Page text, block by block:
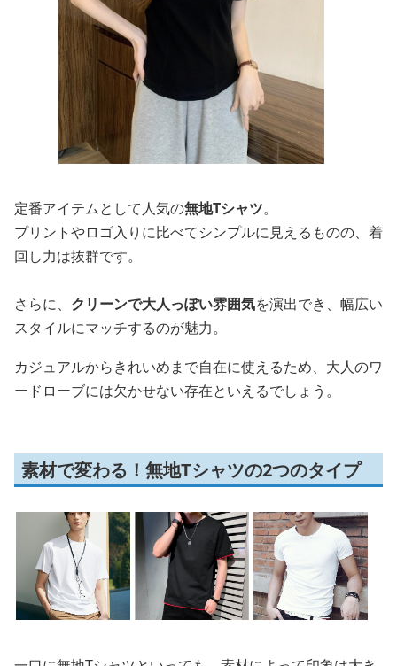
定番アイテムとして人気の無地Tシャツ。
プリントやロゴ入りに比べてシンプルに見えるものの、着
回し力は抜群です。
さらに、 クリーンで大人っぽい雰囲気を演出でき、幅広い
スタイルにマッチするのが魅力。
カジュアルからきれいめまで自在に使えるため、大人のワ
ードローブには欠かせない存在といえるでしょう。
素材で変わる！無地Tシャツの2つのタイプ